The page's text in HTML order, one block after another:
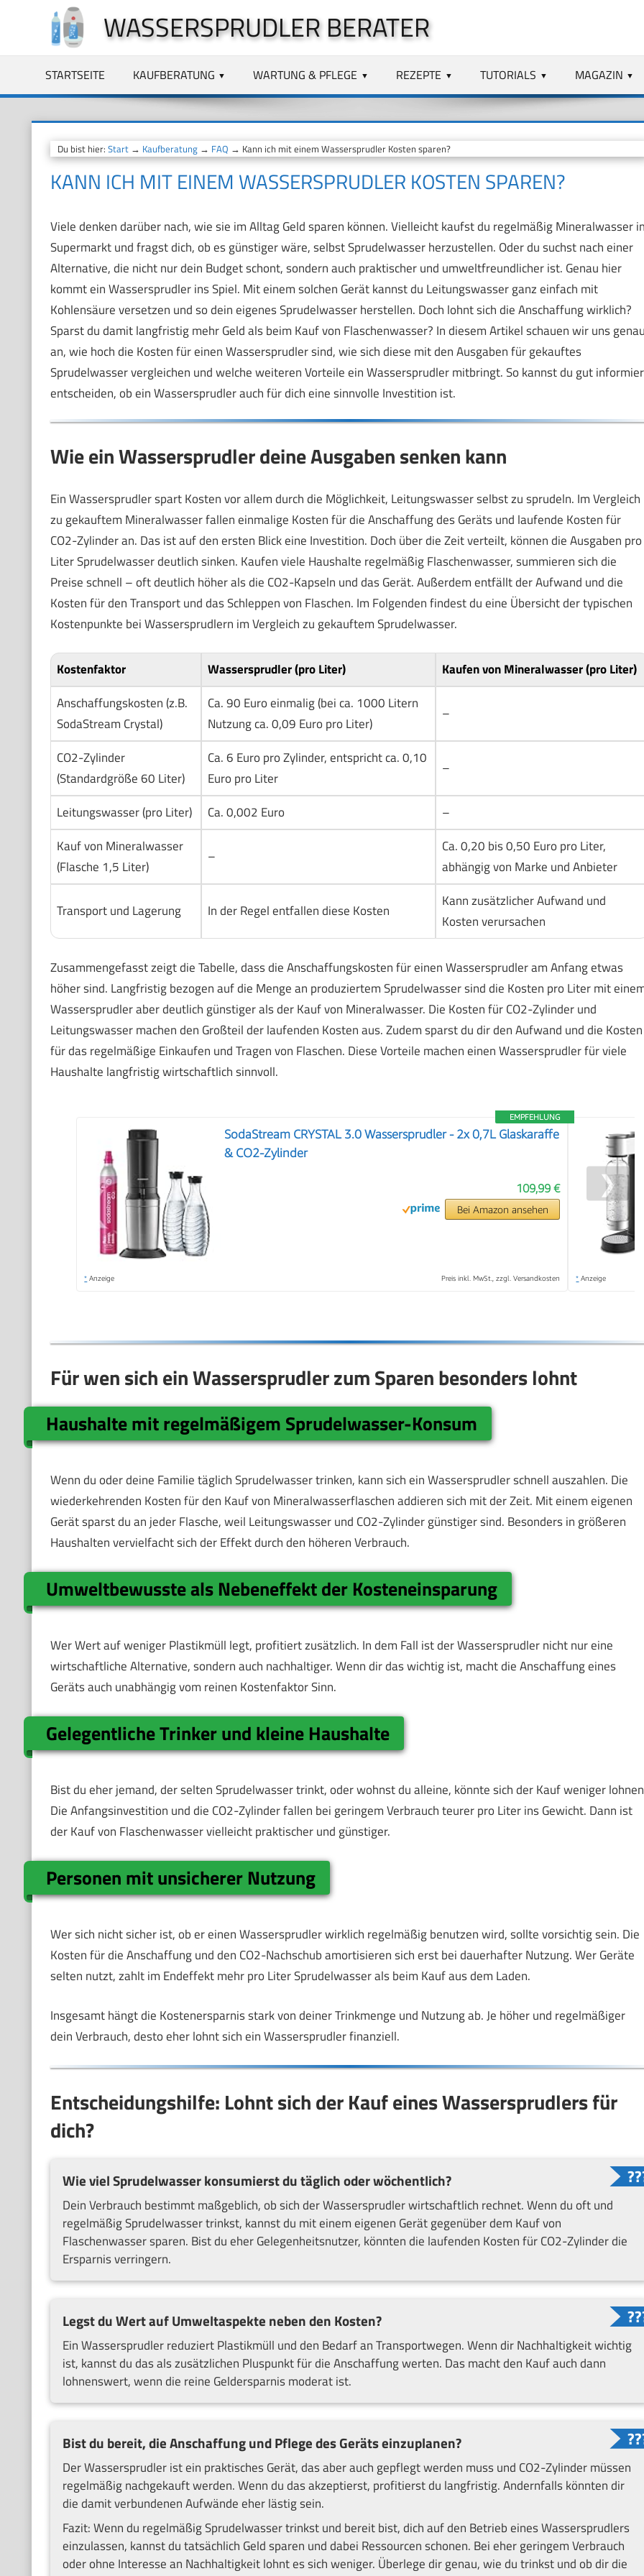
springen
WASSERSPRUDLER BERATER
STARTSEITE KAUFBERATUNG WARTUNG & PFLEGE REZEPTE TUTORIALS MAGAZIN
Du bist hier: Start→ Kaufberatung→ FAQ → Kann ich mit einem Wassersprudler Kosten sparen?
KANN ICH MIT EINEM WASSERSPRUDLER KOSTEN SPAREN?
Viele denken darüber nach, wie sie im Alltag Geld sparen können. Vielleicht kaufst du regelmäßig Mineralwasser
Supermarkt und fragst dich, ob es günstiger wäre, selbst Sprudelwasser herzustellen. Oder du suchst nach einer
Alternative, die nicht nur dein Budget schont, sondern auch praktischer und umweltfreundlicher ist. Genau hier
kommt ein Wassersprudler ins Spiel. Mit einem solchen Gerät kannst du Leitungswasser ganz einfach mit
Kohlensäure versetzen und so dein eigenes Sprudelwasser herstellen. Doch lohnt sich die Anschaffung wirklich?
Sparst du damit langfristig mehr Geld als beim Kauf von Flaschenwasser? In diesem Artikel schauen wir uns
an, wie hoch die Kosten für einen Wassersprudler sind, wie sich diese mit den Ausgaben für gekauftes
Sprudelwasser vergleichen und welche weiteren Vorteile ein Wassersprudler mitbringt. So kannst du gut
entscheiden, ob ein Wassersprudler auch für dich eine sinnvolle Investition ist.
Wie ein Wassersprudler deine Ausgaben senken kann
Ein Wassersprudler spart Kosten vor allem durch die Möglichkeit, Leitungswasser selbst zu sprudeln. Im Vergleich
zu gekauftem Mineralwasser fallen einmalige Kosten für die Anschaffung des Geräts und laufende Kosten für
CO2-Zylinder an. Das ist auf den ersten Blick eine Investition. Doch über die Zeit verteilt, können die Ausgaben pro
Liter Sprudelwasser deutlich sinken. Kaufen viele Haushalte regelmäßig Flaschenwasser, summieren sich die
Preise schnell – oft deutlich höher als die CO2-Kapseln und das Gerät. Außerdem entfällt der Aufwand und die
Kosten für den Transport und das Schleppen von Flaschen. Im Folgenden findest du eine Übersicht der typischen
Kostenpunkte bei Wassersprudlern im Vergleich zu gekauftem Sprudelwasser.
Kostenfaktor Wassersprudler (pro Liter)
Kaufen von Mineralwasser (pro Liter)
Anschaffungskosten (z.B.
SodaStream Crystal)
Ca. 90 Euro einmalig (bei ca. 1000 Litern
Nutzung ca. 0,09 Euro pro Liter)
–
CO2-Zylinder
(Standardgröße 60 Liter)
Ca. 6 Euro pro Zylinder, entspricht ca. 0,10
Euro pro Liter
–
Leitungswasser (pro Liter) Ca. 0,002 Euro
–
Kauf von Mineralwasser
(Flasche 1,5 Liter)
–
Ca. 0,20 bis 0,50 Euro pro Liter,
abhängig von Marke und Anbieter
Transport und Lagerung In der Regel entfallen diese Kosten
Kann zusätzlicher Aufwand und
Kosten verursachen
Zusammengefasst zeigt die Tabelle, dass die Anschaffungskosten für einen Wassersprudler am Anfang etwas
höher sind. Langfristig bezogen auf die Menge an produziertem Sprudelwasser sind die Kosten pro Liter mit
Wassersprudler aber deutlich günstiger als der Kauf von Mineralwasser. Die Kosten für CO2-Zylinder und
Leitungswasser machen den Großteil der laufenden Kosten aus. Zudem sparst du dir den Aufwand und die Kosten
für das regelmäßige Einkaufen und Tragen von Flaschen. Diese Vorteile machen einen Wassersprudler für viele
Haushalte langfristig wirtschaftlich sinnvoll.
EMPFEHLUNG
SodaStream CRYSTAL 3.0 Wassersprudler - 2x 0,7L Glaskaraffe
& CO2-Zylinder
109,99 €
Bei Amazon ansehen
* Anzeige Preis inkl. MwSt., zzgl. Versandkosten * Anzeige
❯
Für wen sich ein Wassersprudler zum Sparen besonders lohnt
Haushalte mit regelmäßigem Sprudelwasser-Konsum
Wenn du oder deine Familie täglich Sprudelwasser trinken, kann sich ein Wassersprudler schnell auszahlen. Die
wiederkehrenden Kosten für den Kauf von Mineralwasserflaschen addieren sich mit der Zeit. Mit einem eigenen
Gerät sparst du an jeder Flasche, weil Leitungswasser und CO2-Zylinder günstiger sind. Besonders in größeren
Haushalten vervielfacht sich der Effekt durch den höheren Verbrauch.
Umweltbewusste als Nebeneffekt der Kosteneinsparung
Wer Wert auf weniger Plastikmüll legt, profitiert zusätzlich. In dem Fall ist der Wassersprudler nicht nur eine
wirtschaftliche Alternative, sondern auch nachhaltiger. Wenn dir das wichtig ist, macht die Anschaffung eines
Geräts auch unabhängig vom reinen Kostenfaktor Sinn.
Gelegentliche Trinker und kleine Haushalte
Bist du eher jemand, der selten Sprudelwasser trinkt, oder wohnst du alleine, könnte sich der Kauf weniger
Die Anfangsinvestition und die CO2-Zylinder fallen bei geringem Verbrauch teurer pro Liter ins Gewicht. Dann ist
der Kauf von Flaschenwasser vielleicht praktischer und günstiger.
Personen mit unsicherer Nutzung
Wer sich nicht sicher ist, ob er einen Wassersprudler wirklich regelmäßig benutzen wird, sollte vorsichtig sein. Die
Kosten für die Anschaffung und den CO2-Nachschub amortisieren sich erst bei dauerhafter Nutzung. Wer Geräte
selten nutzt, zahlt im Endeffekt mehr pro Liter Sprudelwasser als beim Kauf aus dem Laden.
Insgesamt hängt die Kostenersparnis stark von deiner Trinkmenge und Nutzung ab. Je höher und regelmäßiger
dein Verbrauch, desto eher lohnt sich ein Wassersprudler finanziell.
Entscheidungshilfe: Lohnt sich der Kauf eines Wassersprudlers für
dich?
Wie viel Sprudelwasser konsumierst du täglich oder wöchentlich?
Dein Verbrauch bestimmt maßgeblich, ob sich der Wassersprudler wirtschaftlich rechnet. Wenn du oft und
regelmäßig Sprudelwasser trinkst, kannst du mit einem eigenen Gerät gegenüber dem Kauf von
Flaschenwasser sparen. Bist du eher Gelegenheitsnutzer, könnten die laufenden Kosten für CO2-Zylinder die
Ersparnis verringern.
Legst du Wert auf Umweltaspekte neben den Kosten?
Ein Wassersprudler reduziert Plastikmüll und den Bedarf an Transportwegen. Wenn dir Nachhaltigkeit wichtig
ist, kannst du das als zusätzlichen Pluspunkt für die Anschaffung werten. Das macht den Kauf auch dann
lohnenswert, wenn die reine Geldersparnis moderat ist.
Bist du bereit, die Anschaffung und Pflege des Geräts einzuplanen?
Der Wassersprudler ist ein praktisches Gerät, das aber auch gepflegt werden muss und CO2-Zylinder müssen
regelmäßig nachgekauft werden. Wenn du das akzeptierst, profitierst du langfristig. Andernfalls könnten dir
die damit verbundenen Aufwände eher lästig sein.
Fazit: Wenn du regelmäßig Sprudelwasser trinkst und bereit bist, dich auf den Betrieb eines Wassersprudlers
einzulassen, kannst du tatsächlich Geld sparen und dabei Ressourcen schonen. Bei eher geringem Verbrauch
oder ohne Interesse an Nachhaltigkeit lohnt es sich weniger. Überlege dir genau, wie du trinkst und ob dir die